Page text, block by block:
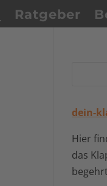
Ratgeber
dein-
Hier
das